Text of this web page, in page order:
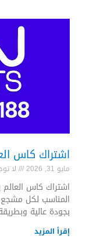
اشتراك كاس
مايو 31, 2026 لا
اشتراك كاس
المناسب لكل مشجع
بجودة عالية
إقرأ المزيد